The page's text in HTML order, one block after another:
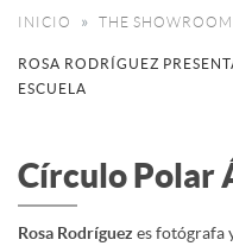
INICIO THE SHOWROOM
ROSA RODRÍGUEZ
ESCUELA
Círculo Polar
Rosa Rodríguez es fotógrafa